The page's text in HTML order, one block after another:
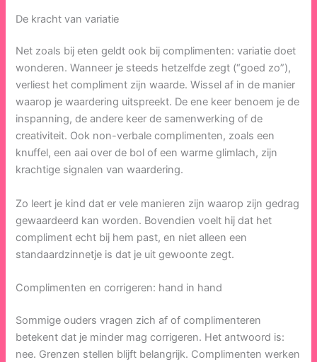
De kracht van variatie
Net zoals bij eten geldt ook bij complimenten: variatie doet
wonderen. Wanneer je steeds hetzelfde zegt (“goed zo”),
verliest het compliment zijn waarde. Wissel af in de manier
waarop je waardering uitspreekt. De ene keer benoem je de
inspanning, de andere keer de samenwerking of de
creativiteit. Ook non-verbale complimenten, zoals een
knuffel, een aai over de bol of een warme glimlach, zijn
krachtige signalen van waardering.
Zo leert je kind dat er vele manieren zijn waarop zijn gedrag
gewaardeerd kan worden. Bovendien voelt hij dat het
compliment echt bij hem past, en niet alleen een
standaardzinnetje is dat je uit gewoonte zegt.
Complimenten en corrigeren: hand in hand
Sommige ouders vragen zich af of complimenteren
betekent dat je minder mag corrigeren. Het antwoord is:
nee. Grenzen stellen blijft belangrijk. Complimenten werken